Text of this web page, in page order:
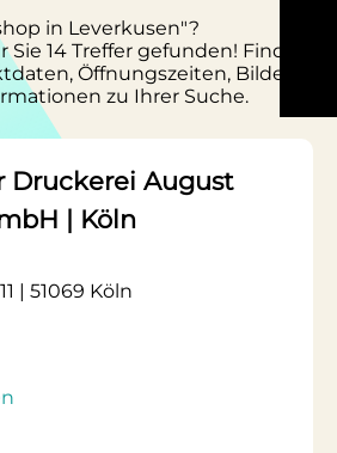
in Leverkusen"?
14 Treffer gefunden! Finden
Öffnungszeiten, Bilder
zu Ihrer Suche.
Druckerei August
| Köln
| 51069 Köln